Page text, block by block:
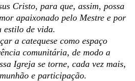
Cristo, para que, assim, possa
apaixonado pelo Mestre e por
a catequese como espaço
comunitária, de modo a
Igreja se torne, cada vez mais,